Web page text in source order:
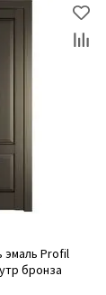
эмаль Profil
бронза